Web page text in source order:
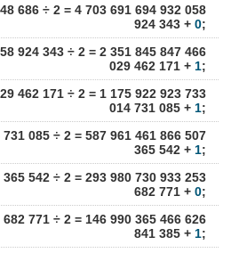
686 ÷ 2 = 4 703 691 694 932 058
924 343 + 0;
924 343 ÷ 2 = 2 351 845 847 466
029 462 171 + 1;
462 171 ÷ 2 = 1 175 922 923 733
014 731 085 + 1;
085 ÷ 2 = 587 961 461 866 507
365 542 + 1;
542 ÷ 2 = 293 980 730 933 253
682 771 + 0;
771 ÷ 2 = 146 990 365 466 626
841 385 + 1;